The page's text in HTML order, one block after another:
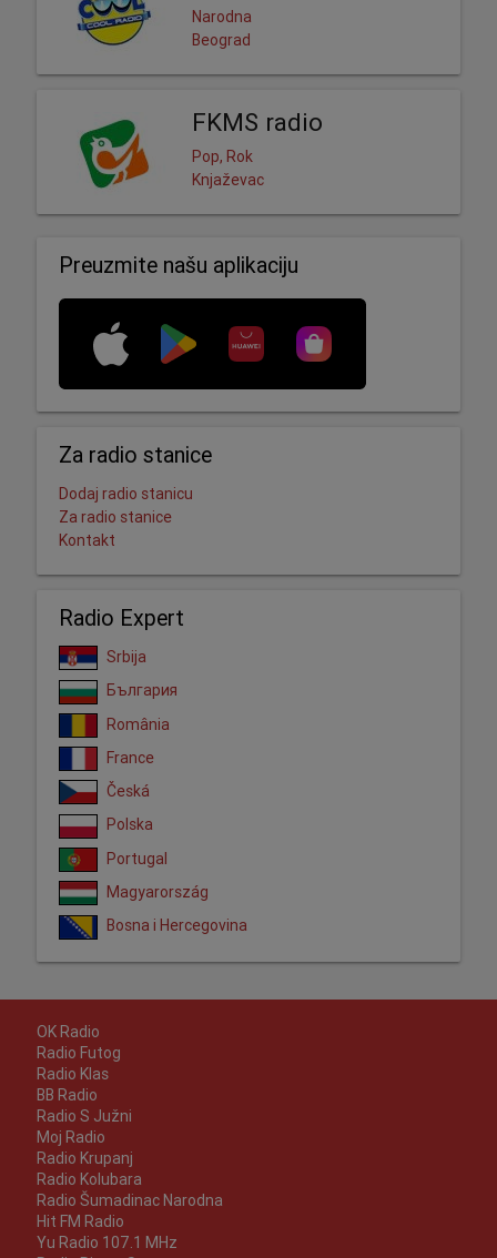
Narodna
Beograd
FKMS radio
Pop, Rok
Knjaževac
Preuzmite našu aplikaciju
Za radio stanice
Dodaj radio stanicu
Za radio stanice
Kontakt
Radio Expert
Srbija
България
România
France
Česká
Polska
Portugal
Magyarország
Bosna i Hercegovina
OK Radio
Radio Futog
Radio Klas
BB Radio
Radio S Južni
Moj Radio
Radio Krupanj
Radio Kolubara
Radio Šumadinac Narodna
Hit FM Radio
Yu Radio 107.1 MHz